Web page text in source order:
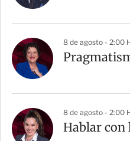
8 de agosto - 2:00
8 de agosto - 2:00
Hablar con